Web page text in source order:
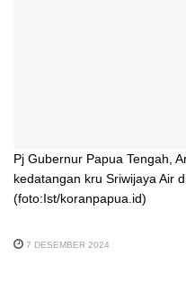
Pj Gubernur Papua Tengah,
kedatangan kru Sriwijaya Air
(foto:Ist/koranpapua.id)
7 DESEMBER 2024